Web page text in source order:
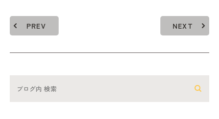
PREV NEXT